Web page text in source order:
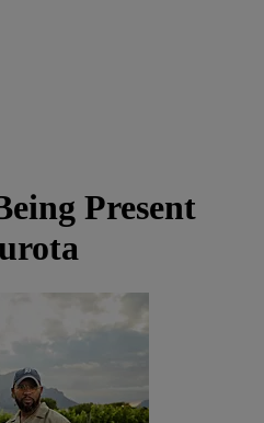
Present